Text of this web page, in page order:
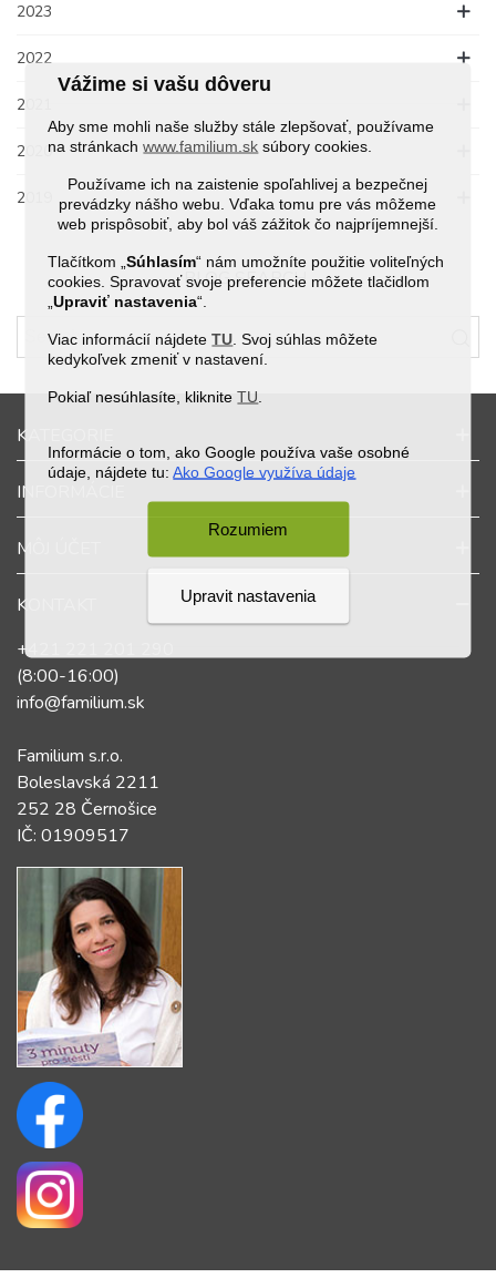
Vážime si vašu dôveru
Aby sme mohli naše služby stále zlepšovať, používame
na stránkachwww.familium.sk súbory cookies.
Používame ich na zaistenie spoľahlivej a bezpečnej
prevádzky nášho webu. Vďaka tomu pre vás môžeme
web prispôsobiť, aby bol váš zážitok čo najpríjemnejší.
Tlačítkom „Súhlasím“ nám umožníte použitie voliteľných
cookies. Spravovať svoje preferencie môžete tlačidlom
„Upraviť nastavenia“.
Viac informácií nájdete TU . Svoj súhlas môžete
kedykoľvek zmeniť v nastavení.
Pokiaľ nesúhlasíte, klikniteTU
Informácie o tom, ako Google používa vaše osobné
údaje, nájdete tu: Ako Google využíva údaje
Rozumiem
Upravit nastavenia
2023
2022
2021
2020
2019
BLOG SEARCH
KATEGORIE
INFORMÁCIE
MÔJ ÚČET
KONTAKT
+421 221 201 290
(8:00-16:00)
info@familium.sk
Familium s.r.o.
Boleslavská 2211
252 28 Černošice
IČ: 01909517